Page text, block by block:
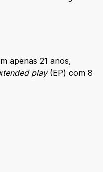
apenas 21 anos,
play(EP) com 8